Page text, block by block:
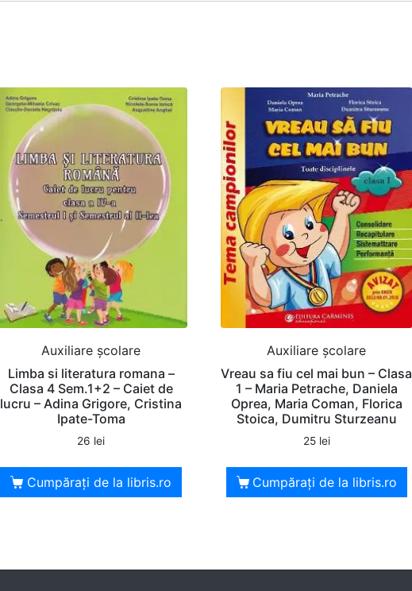
Auxiliare şcolare
Limba si literatura romana –
Clasa 4 Sem.1+2 – Caiet de
lucru – Adina Grigore, Cristina
Ipate-Toma
26 lei
Cumpărați de la libris.ro
Auxiliare şcolare
Vreau sa fiu cel mai bun – Clasa
1 – Maria Petrache, Daniela
Oprea, Maria Coman, Florica
Stoica, Dumitru Sturzeanu
25 lei
Cumpărați de la libris.ro